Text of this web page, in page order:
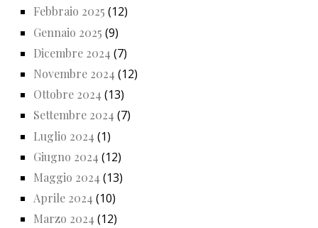
Febbraio 2025 (12)
Gennaio 2025 (9)
Dicembre 2024 (7)
Novembre 2024 (12)
Ottobre 2024 (13)
Settembre 2024 (7)
Luglio 2024 (1)
Giugno 2024 (12)
Maggio 2024 (13)
Aprile 2024 (10)
Marzo 2024 (12)